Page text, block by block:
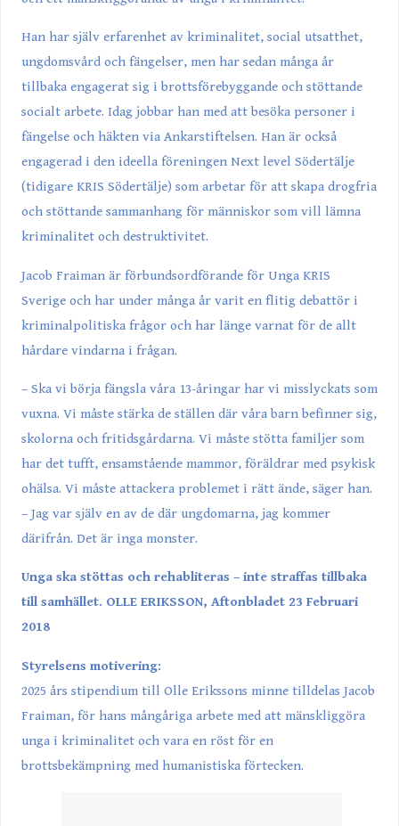
Han har själv erfarenhet av kriminalitet, social utsatthet,
ungdomsvård och fängelser, men har sedan många år
tillbaka engagerat sig i brottsförebyggande och stöttande
socialt arbete. Idag jobbar han med att besöka personer i
fängelse och häkten via Ankarstiftelsen. Han är också
engagerad i den ideella föreningen Next level Södertälje
(tidigare KRIS Södertälje) som arbetar för att skapa drogfria
och stöttande sammanhang för människor som vill lämna
kriminalitet och destruktivitet.
Jacob Fraiman är förbundsordförande för Unga KRIS
Sverige och har under många år varit en flitig debattör i
kriminalpolitiska frågor och har länge varnat för de allt
hårdare vindarna i frågan.
– Ska vi börja fängsla våra 13-åringar har vi misslyckats som
vuxna. Vi måste stärka de ställen där våra barn befinner sig,
skolorna och fritidsgårdarna. Vi måste stötta familjer som
har det tufft, ensamstående mammor, föräldrar med psykisk
ohälsa. Vi måste attackera problemet i rätt ände, säger han.
– Jag var själv en av de där ungdomarna, jag kommer
därifrån. Det är inga monster.
Unga ska stöttas och rehabliteras – inte straffas tillbaka
till samhället. OLLE ERIKSSON, Aftonbladet 23 Februari
2018
Styrelsens motivering:
2025 års stipendium till Olle Erikssons minne tilldelas Jacob
Fraiman, för hans mångåriga arbete med att mänskliggöra
unga i kriminalitet och vara en röst för en
brottsbekämpning med humanistiska förtecken.